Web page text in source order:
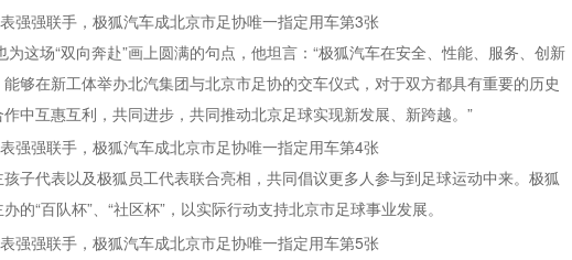
这场“双向奔赴”画上圆满的句点，他坦言：“极狐汽车在安全、性能、服务、创新
够在新工体举办北汽集团与北京市足协的交车仪式，对于双方都具有重要的历史
中互惠互利，共同进步，共同推动北京足球实现新发展、新跨越。”
子代表以及极狐员工代表联合亮相，共同倡议更多人参与到足球运动中来。极狐
“百队杯”、“社区杯”，以实际行动支持北京市足球事业发展。